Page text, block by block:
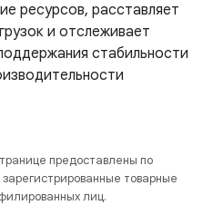
ресурсов, расставляет
и отслеживает
стабильности
предоставлены по
товарные
лиц.